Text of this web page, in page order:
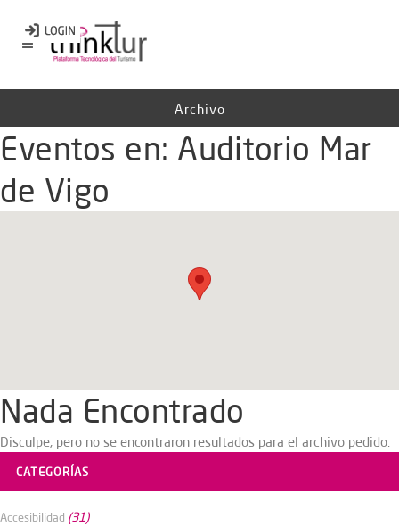
Archivo
Eventos en: Auditorio Mar
de Vigo
Nada Encontrado
Disculpe, pero no se encontraron resultados para el archivo pedido.
CATEGORÍAS
Accesibilidad (31)